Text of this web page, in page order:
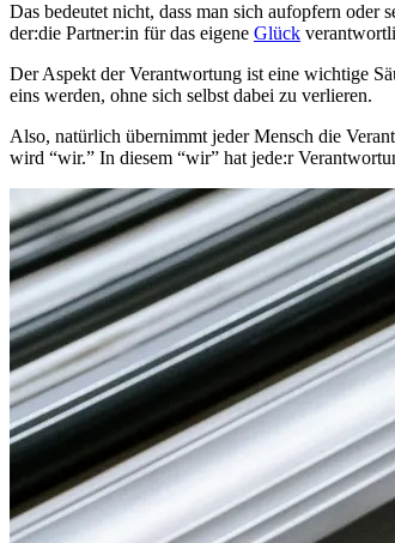
Das bedeutet nicht, dass man sich aufopfern oder
der:die Partner:in für das eigene Glück
Der Aspekt der Verantwortung ist eine wichtige
eins werden, ohne sich selbst dabei zu verlieren.
Also, natürlich übernimmt jeder Mensch die
wird “wir.” In diesem “wir” hat jede:r